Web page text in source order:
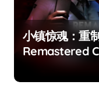
小镇惊魂：重
Remastered